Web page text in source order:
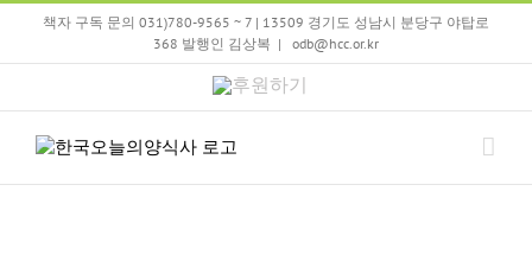
Skip
책자 구독 문의 031)780-9565 ~ 7 | 13509 경기도 성남시 분당구 야탑로
368 발행인 김상복 | odb@hcc.or.kr
후
기